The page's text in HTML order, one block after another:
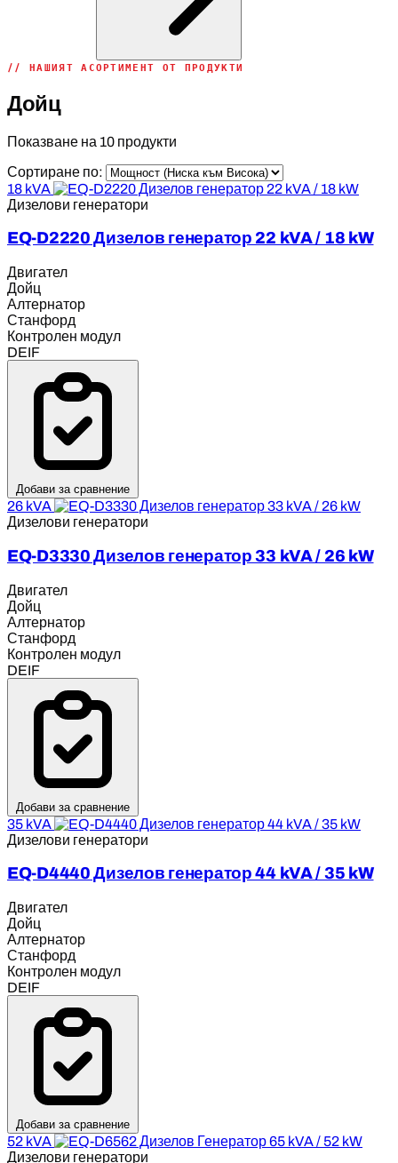
// НАШИЯТ АСОРТИМЕНТ ОТ ПРОДУКТИ
Дойц
Показване на 10 продукти
Сортиране по:
18 kVA
Дизелови генератори
EQ-D2220 Дизелов генератор 22 kVA / 18 kW
Двигател
Дойц
Алтернатор
Станфорд
Контролен модул
DEIF
Добави за сравнение
26 kVA
Дизелови генератори
EQ-D3330 Дизелов генератор 33 kVA / 26 kW
Двигател
Дойц
Алтернатор
Станфорд
Контролен модул
DEIF
Добави за сравнение
35 kVA
Дизелови генератори
EQ-D4440 Дизелов генератор 44 kVA / 35 kW
Двигател
Дойц
Алтернатор
Станфорд
Контролен модул
DEIF
Добави за сравнение
52 kVA
Дизелови генератори